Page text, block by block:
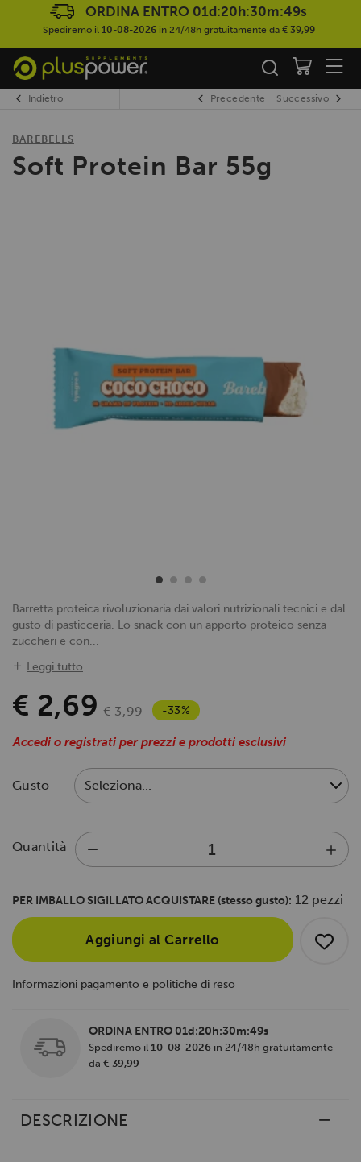
ORDINA ENTRO 01d:20h:30m:49s
Spediremo il 10-08-2026in 24/48h gratuitamente da € 39,99
Indietro Precedente Successivo
BAREBELLS
Soft Protein Bar 55g
Barretta proteica rivoluzionaria dai valori nutrizionali tecnici e dal
gusto di pasticceria. Lo snack con un apporto proteico senza
zuccheri e con...
Leggi tutto
€ 2,69 € 3,99 -33%
Accedi o registrati per prezzi e prodotti esclusivi
Gusto
Quantità
PER IMBALLO SIGILLATO ACQUISTARE (stesso gusto): 12 pezzi
Aggiungi al Carrello
Informazioni pagamento e politiche di reso
ORDINA ENTRO 01d:20h:30m:49s
Spediremo il 10-08-2026 in 24/48h gratuitamente
da € 39,99
DESCRIZIONE